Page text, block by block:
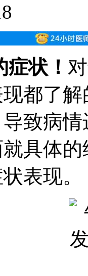
状！
都了
致病
具体
表现。